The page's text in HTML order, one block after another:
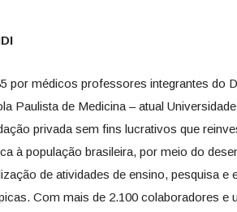
por médicos professores integrantes do
Paulista de Medicina – atual
privada sem fins lucrativos que
à população brasileira, por meio do
de atividades de ensino, pesquisa
Com mais de 2.100 colaboradores